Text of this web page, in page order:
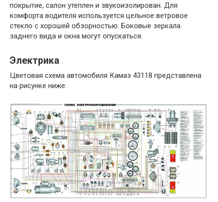
покрытие, салон утеплен и звукоизолирован. Для
комфорта водителя используется цельное ветровое
стекло с хорошей обзорностью. Боковые зеркала
заднего вида и окна могут опускаться.
Электрика
Цветовая схема автомобиля Камаз 43118 представлена
на рисунке ниже: